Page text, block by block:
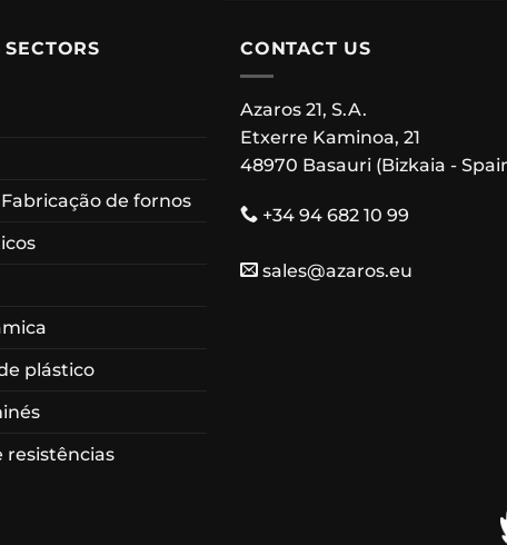
de fornos
plástico
resistências
CONTACT US
Azaros 21, S.A.
Etxerre Kaminoa, 21
48970 Basauri (Bizkaia -
+34 94 682 10 99
sales@azaros.eu